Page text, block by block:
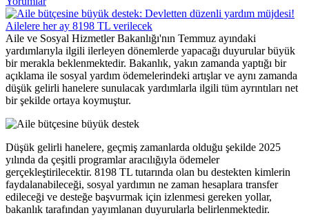
Aile ve Sosyal Hizmetler Bakanlığı'nın Temmuz ayındaki
yardımlarıyla ilgili ilerleyen dönemlerde yapacağı duyurular büyük
bir merakla beklenmektedir. Bakanlık, yakın zamanda yaptığı bir
açıklama ile sosyal yardım ödemelerindeki artışlar ve aynı zamanda
düşük gelirli hanelere sunulacak yardımlarla ilgili tüm ayrıntıları net
bir şekilde ortaya koymuştur.
Düşük gelirli hanelere, geçmiş zamanlarda olduğu şekilde 2025
yılında da çeşitli programlar aracılığıyla ödemeler
gerçekleştirilecektir. 8198 TL tutarında olan bu destekten kimlerin
faydalanabileceği, sosyal yardımın ne zaman hesaplara transfer
edileceği ve desteğe başvurmak için izlenmesi gereken yollar,
bakanlık tarafından yayımlanan duyurularla belirlenmektedir.